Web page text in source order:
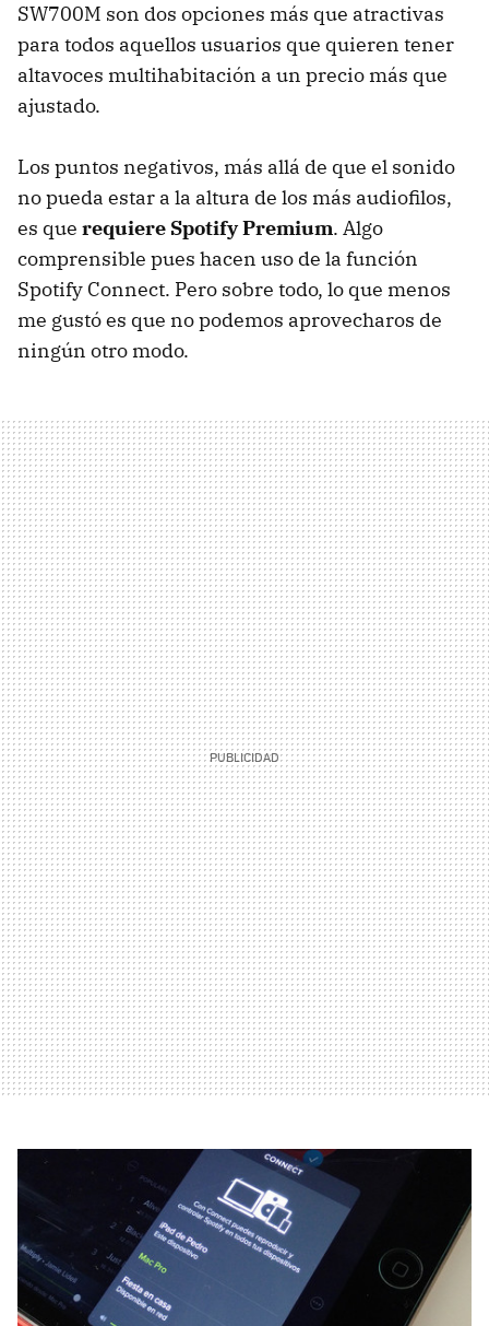
SW700M son dos opciones más que atractivas
para todos aquellos usuarios que quieren tener
altavoces multihabitación a un precio más que
ajustado.
Los puntos negativos, más allá de que el sonido
no pueda estar a la altura de los más audiofilos,
es que requiere Spotify Premium. Algo
comprensible pues hacen uso de la función
Spotify Connect. Pero sobre todo, lo que menos
me gustó es que no podemos aprovecharos de
ningún otro modo.